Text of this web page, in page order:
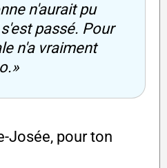
n'aurait pu
passé. Pour
n'a vraiment
Josée, pour ton